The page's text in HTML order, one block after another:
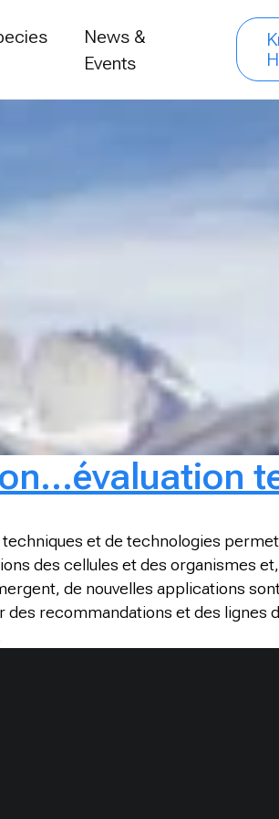
News &
Events
et de technologies
des cellules et des organismes
de nouvelles applications
des recommandations et des